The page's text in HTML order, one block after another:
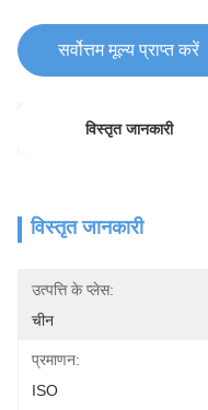
सर्वोत्तम मूल्य प्राप्त करें
विस्तृत जानकारी
विस्तृत जानकारी
उत्पत्ति के प्लेस:
चीन
प्रमाणन:
ISO